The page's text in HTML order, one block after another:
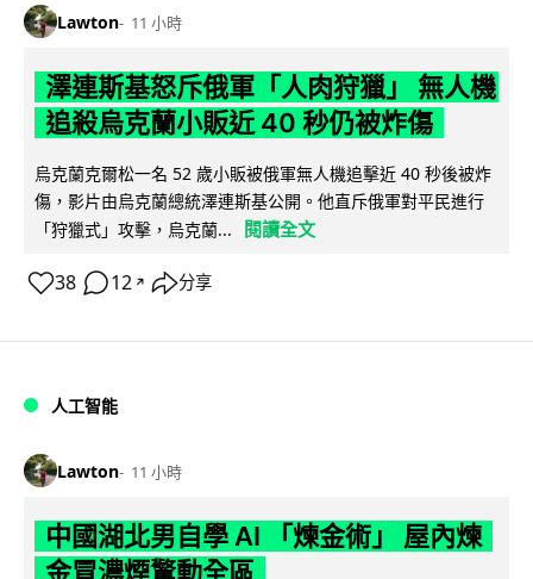
Lawton 11 小時
澤連斯基怒斥俄軍「人肉狩獵」 無人機
追殺烏克蘭小販近 40 秒仍被炸傷
烏克蘭克爾松一名 52 歲小販被俄軍無人機追擊近 40 秒後被炸
傷，影片由烏克蘭總統澤連斯基公開。他直斥俄軍對平民進行
「狩獵式」攻擊，烏克蘭...
閱讀全文
38 12 ↗ 分享
人工智能
Lawton 11 小時
中國湖北男自學 AI 「煉金術」 屋內煉
金冒濃煙驚動全區